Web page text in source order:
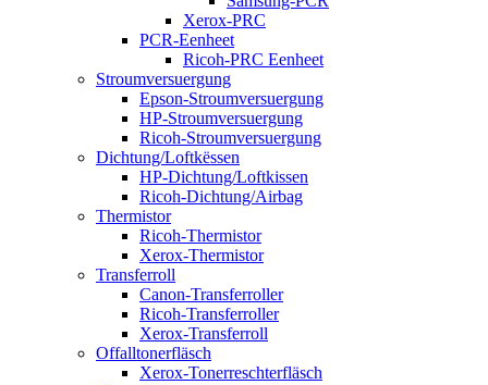
Xerox-PRC
PCR-Eenheet
Ricoh-PRC Eenheet
Stroumversuergung
Epson-Stroumversuergung
HP-Stroumversuergung
Ricoh-Stroumversuergung
Dichtung/Loftkëssen
HP-Dichtung/Loftkissen
Ricoh-Dichtung/Airbag
Thermistor
Ricoh-Thermistor
Xerox-Thermistor
Transferroll
Canon-Transferroller
Ricoh-Transferroller
Xerox-Transferroll
Offalltonerfläsch
Xerox-Tonerreschterfläsch